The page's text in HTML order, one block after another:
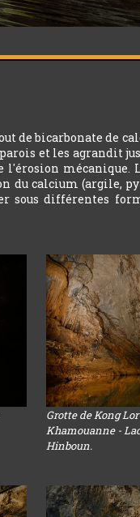
de bicarbonate de
et les agrandit
mécanique.
du calcium (argile,
sous différentes
Grotte de Kong
Khamouanne -
Hinboun.